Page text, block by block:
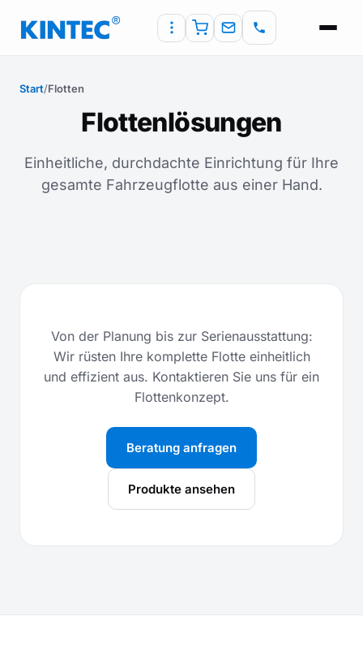
Start/Flotten
Flottenlösungen
Einheitliche, durchdachte Einrichtung für Ihre
gesamte Fahrzeugflotte aus einer Hand.
Von der Planung bis zur Serienausstattung:
Wir rüsten Ihre komplette Flotte einheitlich
und effizient aus. Kontaktieren Sie uns für ein
Flottenkonzept.
Beratung anfragen
Produkte ansehen